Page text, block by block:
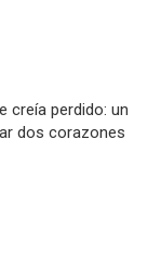
creía perdido: un
dos corazones